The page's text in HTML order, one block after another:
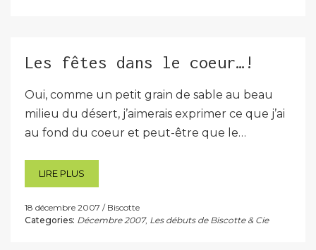
Les fêtes dans le coeur…!
Oui, comme un petit grain de sable au beau
milieu du désert, j’aimerais exprimer ce que j’ai
au fond du coeur et peut-être que le…
LIRE PLUS
18 décembre 2007
Biscotte
Categories: Décembre 2007, Les débuts de Biscotte & Cie